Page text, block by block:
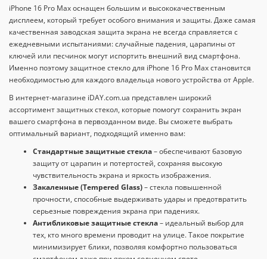
iPhone 16 Pro Max оснащен большим и высококачественным
дисплеем, который требует особого внимания и защиты. Даже самая
качественная заводская защита экрана не всегда справляется с
ежедневными испытаниями: случайные падения, царапины от
ключей или песчинок могут испортить внешний вид смартфона.
Именно поэтому защитное стекло для iPhone 16 Pro Max становится
необходимостью для каждого владельца нового устройства от Apple.
В интернет-магазине iDAY.com.ua представлен широкий
ассортимент защитных стекол, которые помогут сохранить экран
вашего смартфона в первозданном виде. Вы сможете выбрать
оптимальный вариант, подходящий именно вам:
Стандартные защитные стекла– обеспечивают базовую
защиту от царапин и потертостей, сохраняя высокую
чувствительность экрана и яркость изображения.
Закаленные (Tempered Glass)– стекла повышенной
прочности, способные выдерживать удары и предотвратить
серьезные повреждения экрана при падениях.
Антибликовые защитные стекла– идеальный выбор для
тех, кто много времени проводит на улице. Такое покрытие
минимизирует блики, позволяя комфортно пользоваться